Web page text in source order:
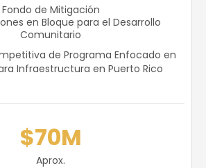
Fondo de Mitigación
en Bloque para el Desarrollo
Comunitario
de Programa Enfocado en
Infraestructura en Puerto Rico
$70M
Aprox.